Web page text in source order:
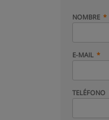
NOMBRE
E-MAIL
TELÉFONO